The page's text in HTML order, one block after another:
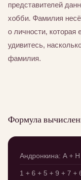
представителей
хобби. Фамилия
о личности,
удивитесь,
фамилия.
Формула
Андронкина: А +
1 + 6 + 5 + 9 + 7 +